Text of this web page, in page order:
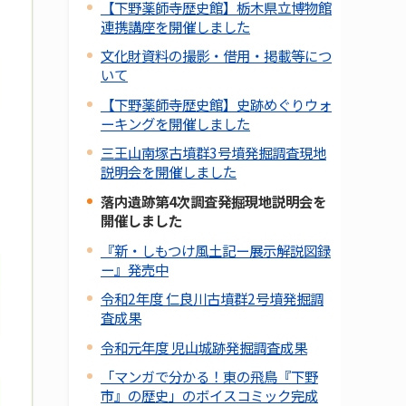
【下野薬師寺歴史館】栃木県立博物館
連携講座を開催しました
文化財資料の撮影・借用・掲載等につ
いて
【下野薬師寺歴史館】史跡めぐりウォ
ーキングを開催しました
三王山南塚古墳群3号墳発掘調査現地
説明会を開催しました
落内遺跡第4次調査発掘現地説明会を
開催しました
『新・しもつけ風土記ー展示解説図録
ー』発売中
令和2年度 仁良川古墳群2号墳発掘調
査成果
令和元年度 児山城跡発掘調査成果
「マンガで分かる！東の飛鳥『下野
市』の歴史」のボイスコミック完成